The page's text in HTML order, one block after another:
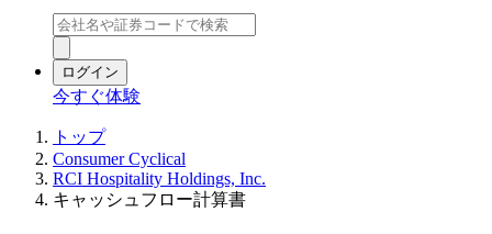
ログイン
今すぐ体験
トップ
Consumer Cyclical
RCI Hospitality Holdings, Inc.
キャッシュフロー計算書